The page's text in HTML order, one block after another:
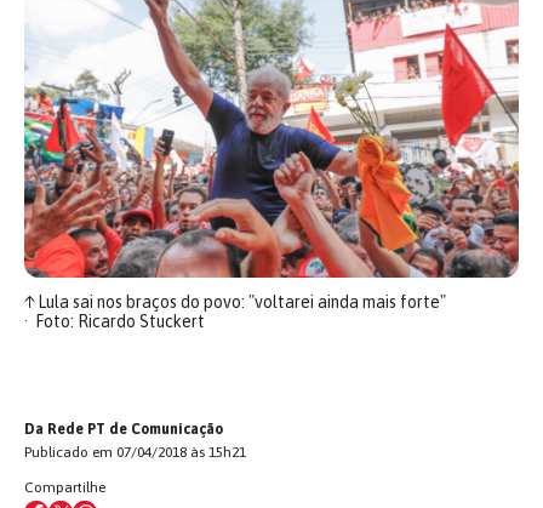
↑Lula sai nos braços do povo: "voltarei ainda mais forte"
Foto: Ricardo Stuckert
Da Rede PT de Comunicação
Publicado em 07/04/2018 às 15h21
Compartilhe